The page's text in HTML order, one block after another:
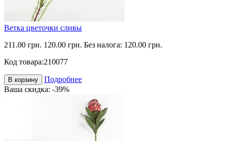
Ветка цветочки сливы
211.00 грн. 120.00 грн. Без налога: 120.00 грн.
Код товара:210077
В корзину
Подробнее
Ваша скидка: -39%